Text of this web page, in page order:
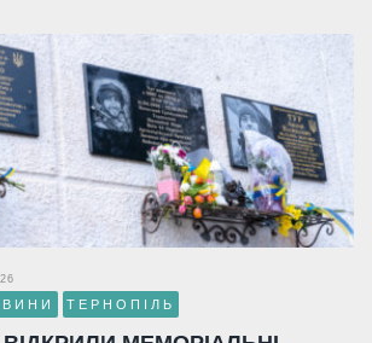
ТЕРНОПІЛЬ